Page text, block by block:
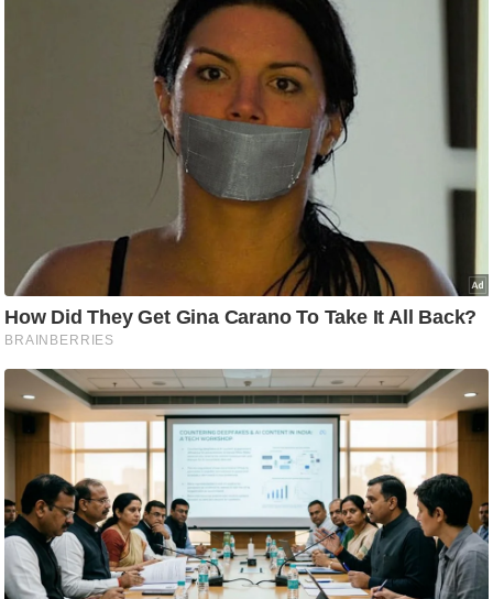
हि
मा
/
ध
र्म
स्थ
ल
त
त्यो
हा
र